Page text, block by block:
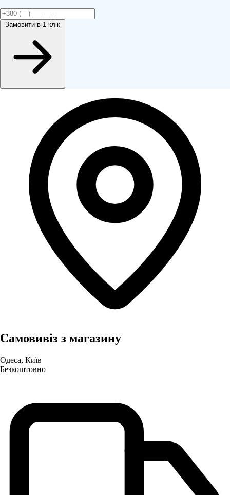
Замовити в 1 клік
Самовивіз з магазину
Одеса, Київ
Безкоштовно